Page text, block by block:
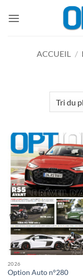
ACCUEIL /
2026
Option Auto n°280